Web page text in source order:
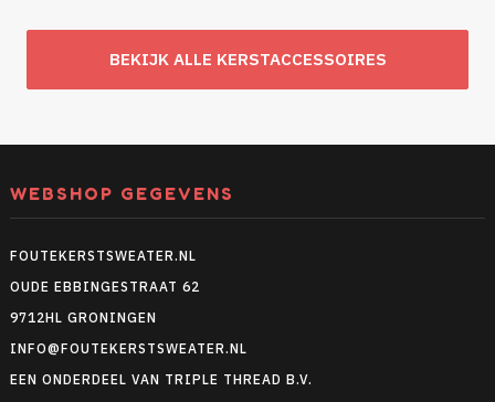
BEKIJK ALLE KERSTACCESSOIRES
WEBSHOP GEGEVENS
FOUTEKERSTSWEATER.NL
OUDE EBBINGESTRAAT 62
9712HL GRONINGEN
INFO@FOUTEKERSTSWEATER.NL
EEN ONDERDEEL VAN TRIPLE THREAD B.V.